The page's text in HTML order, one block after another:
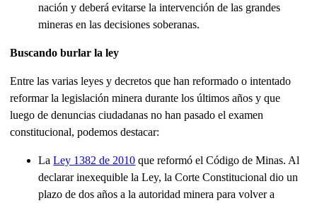
nación y deberá evitarse la intervención de las grandes
mineras en las decisiones soberanas.
Buscando burlar la ley
Entre las varias leyes y decretos que han reformado o intentado
reformar la legislación minera durante los últimos años y que
luego de denuncias ciudadanas no han pasado el examen
constitucional, podemos destacar:
LaLey 1382 de 2010 que reformó el Código de Minas. Al
declarar inexequible la Ley, la Corte Constitucional dio un
plazo de dos años a la autoridad minera para volver a